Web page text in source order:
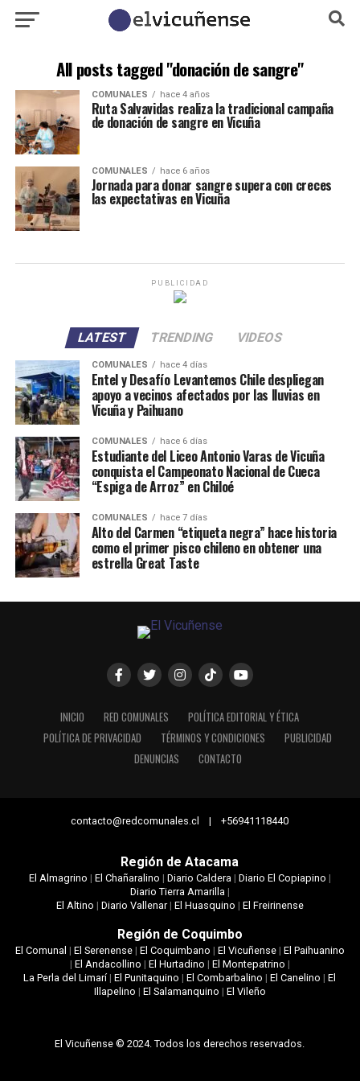
All posts tagged "donación de sangre"
COMUNALES hace 4 años
Ruta Salvavidas realiza la tradicional campaña
de donación de sangre en Vicuña
COMUNALES hace 6 años
Jornada para donar sangre supera con creces
las expectativas en Vicuña
PUBLICIDAD
LATEST TRENDING VIDEOS
COMUNALES hace 4 días
Entel y Desafío Levantemos Chile despliegan
apoyo a vecinos afectados por las lluvias en
Vicuña y Paihuano
COMUNALES hace 6 días
Estudiante del Liceo Antonio Varas de Vicuña
conquista el Campeonato Nacional de Cueca
“Espiga de Arroz” en Chiloé
COMUNALES hace 7 días
Alto del Carmen “etiqueta negra” hace historia
como el primer pisco chileno en obtener una
estrella Great Taste
INICIO RED COMUNALES
POLÍTICA EDITORIAL Y ÉTICA
POLÍTICA DE PRIVACIDAD
TÉRMINOS Y CONDICIONES
PUBLICIDAD
DENUNCIAS
CONTACTO
contacto@redcomunales.cl | +56941118440
Región de Atacama
El Almagrino | El Chañaralino | Diario Caldera| Diario El Copiapino |
Diario Tierra Amarilla|
El Altino | Diario Vallenar| El Huasquino | El Freirinense
Región de Coquimbo
El Comunal | El Serenense| El Coquimbano | El Vicuñense| El Paihuanino
| El Andacollino | El Hurtadino | El Montepatrino |
La Perla del Limarí|El Punitaquino |El Combarbalino |El Canelino |El
Illapelino | El Salamanquino | El Vileño
El Vicuñense © 2024. Todos los derechos reservados.